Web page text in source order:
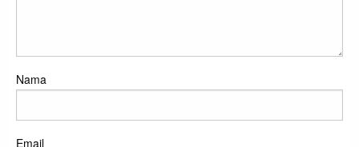
Nama
Email